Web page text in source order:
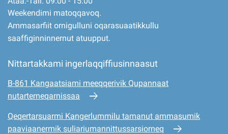
Weekendimi matoqqavoq.
Ammasarfiit ornigulluni oqarasuaatikkullu
saaffiginninnernut atuupput.
Nittartakkami ingerlaqqiffiusinnaasut
B-861 Kangaatsiami meeqqerivik Qupannaat
nutarterneqarnissaa
Qeqertarsuarmi Kangerlummilu tamanut ammasumik
paaviaanermik suliariumannittussarsiorneq